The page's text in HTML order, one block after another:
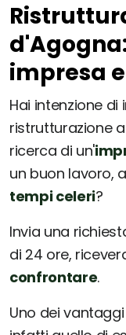
impresa
Hai intenzione
ristrutturazione
ricerca di un'
un buon lavoro,
tempi celeri?
Invia una
di 24 ore,
confrontare.
Uno dei